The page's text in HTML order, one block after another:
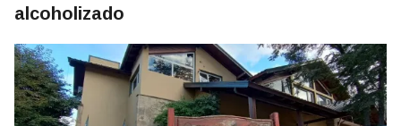
alcoholizado